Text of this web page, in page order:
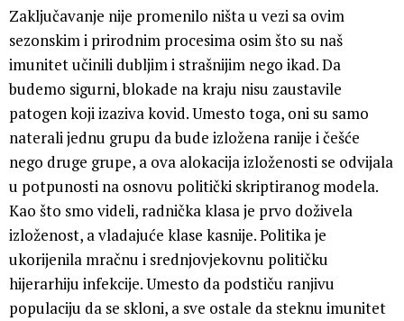
Zaključavanje nije promenilo ništa u vezi sa ovim
sezonskim i prirodnim procesima osim što su naš
imunitet učinili dubljim i strašnijim nego ikad. Da
budemo sigurni, blokade na kraju nisu zaustavile
patogen koji izaziva kovid. Umesto toga, oni su samo
naterali jednu grupu da bude izložena ranije i češće
nego druge grupe, a ova alokacija izloženosti se odvijala
u potpunosti na osnovu politički skriptiranog modela.
Kao što smo videli, radnička klasa je prvo doživela
izloženost, a vladajuće klase kasnije. Politika je
ukorijenila mračnu i srednjovjekovnu političku
hijerarhiju infekcije. Umesto da podstiču ranjivu
populaciju da se skloni, a sve ostale da steknu imunitet